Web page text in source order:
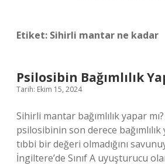
Etiket: Sihirli mantar ne kadar
Psilosibin Bağımlılık
Tarih: Ekim 15, 2024
Sihirli mantar bağımlılık yapar
psilosibinin son derece bağımlılık
tıbbi bir değeri olmadığını
İngiltere’de Sınıf A uyuşturucu